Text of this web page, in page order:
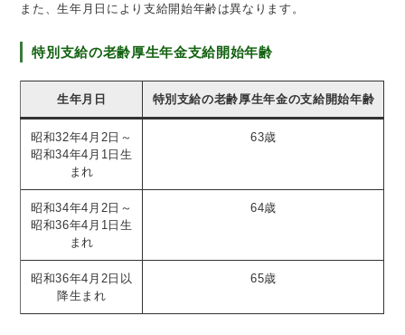
また、生年月日により支給開始年齢は異なります。
特別支給の老齢厚生年金支給開始年齢
生年月日 特別支給の老齢厚生年金の支給開始年齢
昭和32年4月2日～
昭和34年4月1日生
まれ
63歳
昭和34年4月2日～
昭和36年4月1日生
まれ
64歳
昭和36年4月2日以
降生まれ
65歳